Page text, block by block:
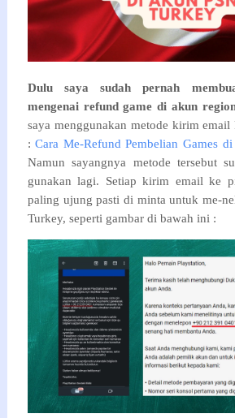
Dulu saya sudah pernah
mengenai refund game di akun
saya menggunakan metode kirim email
:Cara Me-Refund Pembelian Games
Namun sayangnya metode tersebut
gunakan lagi. Setiap kirim email ke
paling ujung pasti di minta untuk me-
Turkey, seperti gambar di bawah ini :